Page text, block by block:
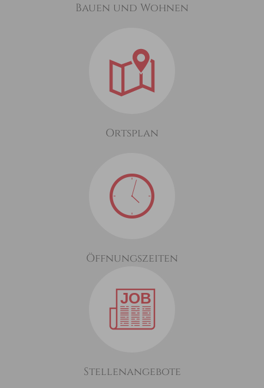
Bauen und Wohnen
Ortsplan
Öffnungszeiten
Stellenangebote